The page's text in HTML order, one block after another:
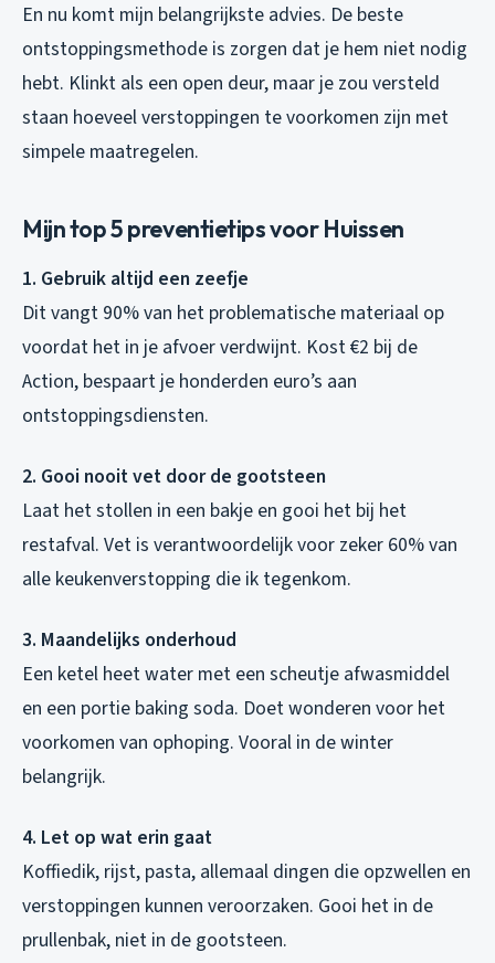
En nu komt mijn belangrijkste advies. De beste
ontstoppingsmethode is zorgen dat je hem niet nodig
hebt. Klinkt als een open deur, maar je zou versteld
staan hoeveel verstoppingen te voorkomen zijn met
simpele maatregelen.
Mijn top 5 preventietips voor Huissen
1. Gebruik altijd een zeefje
Dit vangt 90% van het problematische materiaal op
voordat het in je afvoer verdwijnt. Kost €2 bij de
Action, bespaart je honderden euro’s aan
ontstoppingsdiensten.
2. Gooi nooit vet door de gootsteen
Laat het stollen in een bakje en gooi het bij het
restafval. Vet is verantwoordelijk voor zeker 60% van
alle keukenverstopping die ik tegenkom.
3. Maandelijks onderhoud
Een ketel heet water met een scheutje afwasmiddel
en een portie baking soda. Doet wonderen voor het
voorkomen van ophoping. Vooral in de winter
belangrijk.
4. Let op wat erin gaat
Koffiedik, rijst, pasta, allemaal dingen die opzwellen en
verstoppingen kunnen veroorzaken. Gooi het in de
prullenbak, niet in de gootsteen.